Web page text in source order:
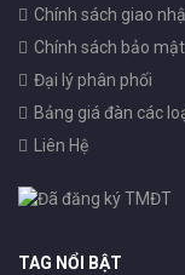
Chính sách giao
Chính sách bảo mật
Đại lý phân phối
Bảng giá đàn các
Liên Hệ
TAG NỔI BẬT